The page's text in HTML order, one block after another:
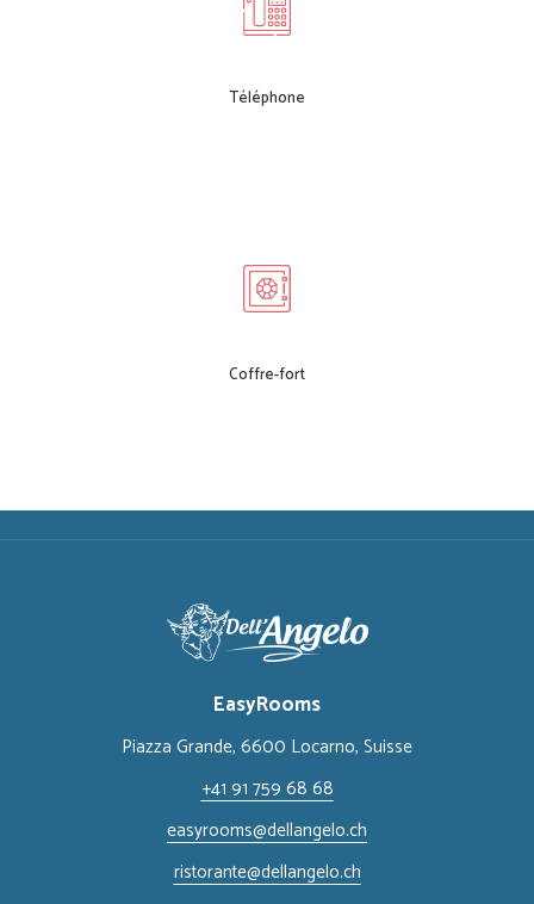
Téléphone
Coffre-fort
EasyRooms
Piazza Grande, 6600 Locarno, ​Suisse
+41 91 759 68 68
easyrooms@dellangelo.ch
ristorante@dellangelo.ch